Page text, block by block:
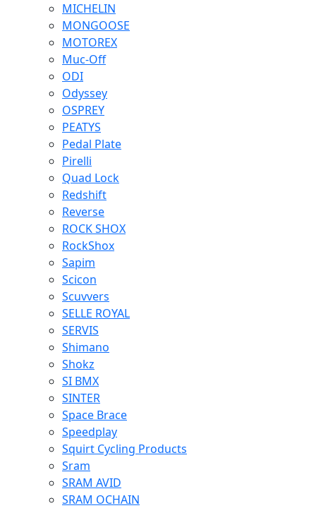
MICHELIN
MONGOOSE
MOTOREX
Muc-Off
ODI
Odyssey
OSPREY
PEATYS
Pedal Plate
Pirelli
Quad Lock
Redshift
Reverse
ROCK SHOX
RockShox
Sapim
Scicon
Scuvvers
SELLE ROYAL
SERVIS
Shimano
Shokz
SI BMX
SINTER
Space Brace
Speedplay
Squirt Cycling Products
Sram
SRAM AVID
SRAM OCHAIN